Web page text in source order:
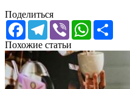
Поделиться
FacebookTelegram
Viber WhatsApp
Похожие статьи